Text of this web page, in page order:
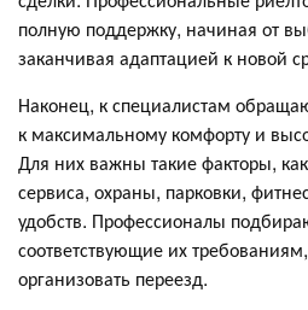
полную поддержку, начиная от
заканчивая адаптацией к новой
Наконец, к специалистам
к максимальному комфорту и
Для них важны такие факторы,
сервиса, охраны, парковки,
удобств. Профессионалы
соответствующие их
организовать переезд.